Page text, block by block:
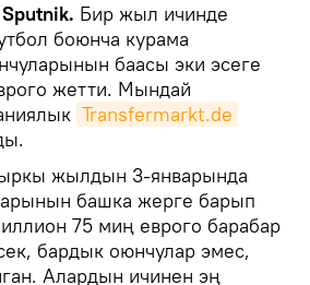
Бир жыл ичинде
боюнча курама
баасы эки эсеге
жетти. Мындай
Transfermarkt.de
жылдын 3-январында
башка жерге барып
75 миң еврого барабар
бардык оюнчулар эмес,
Алардын ичинен эң